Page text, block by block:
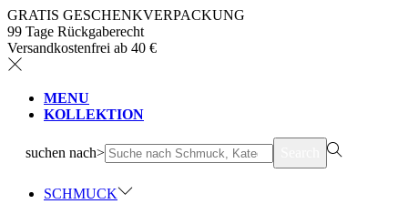
GRATIS GESCHENKVERPACKUNG
99 Tage Rückgaberecht
Versandkostenfrei ab 40 €
MENU
KOLLEKTION
suchen nach>
SCHMUCK